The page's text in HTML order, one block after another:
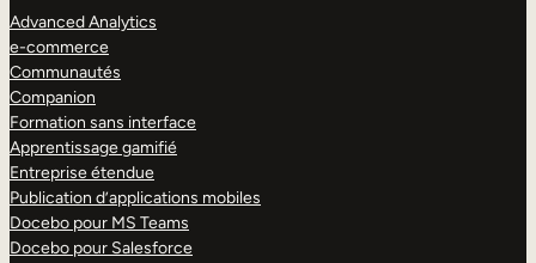
Advanced Analytics
e-commerce
Communautés
Companion
Formation sans interface
Apprentissage gamifié
Entreprise étendue
Publication d’applications mobiles
Docebo pour MS Teams
Docebo pour Salesforce